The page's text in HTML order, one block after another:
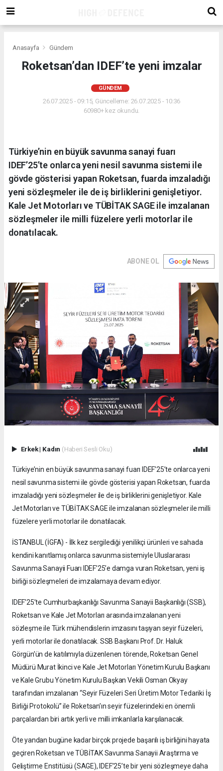
Anasayfa Gündem
Roketsan’dan IDEF’te yeni imzalar
GÜNDEM
26.07.2025 - 09:15, Güncelleme: 26.07.2025 - 10:36
60980+ kez okundu.
Türkiye’nin en büyük savunma sanayi fuarı
IDEF’25’te onlarca yeni nesil savunma sistemi ile
gövde gösterisi yapan Roketsan, fuarda imzaladığı
yeni sözleşmeler ile de iş birliklerini genişletiyor.
Kale Jet Motorları ve TÜBİTAK SAGE ile imzalanan
sözleşmeler ile milli füzelere yerli motorlar ile
donatılacak.
ABONE OL
Erkek| Kadın (Haberi Sesli Oku)
Türkiye’nin en büyük savunma sanayi fuarı IDEF’25’te onlarca yeni
nesil savunma sistemi ile gövde gösterisi yapan Roketsan, fuarda
imzaladığı yeni sözleşmeler ile de iş birliklerini genişletiyor. Kale
Jet Motorları ve TÜBİTAK SAGE ile imzalanan sözleşmeler ile milli
füzelere yerli motorlar ile donatılacak.
İSTANBUL (İGFA) - İlk kez sergilediği yenilikçi ürünleri ve sahada
kendini kanıtlamış onlarca savunma sistemiyle Uluslararası
Savunma Sanayii Fuarı IDEF’25’e damga vuran Roketsan, yeni iş
birliği sözleşmeleri de imzalamaya devam ediyor.
IDEF’25’te Cumhurbaşkanlığı Savunma Sanayii Başkanlığı (SSB),
Roketsan ve Kale Jet Motorları arasında imzalanan yeni
sözleşme ile Türk mühendislerin imzasını taşıyan seyir füzeleri,
yerli motorlar ile donatılacak. SSB Başkanı Prof. Dr. Haluk
Görgün’ün de katılımıyla düzenlenen törende, Roketsan Genel
Müdürü Murat İkinci ve Kale Jet Motorları Yönetim Kurulu Başkanı
ve Kale Grubu Yönetim Kurulu Başkan Vekili Osman Okyay
tarafından imzalanan “Seyir Füzeleri Seri Üretim Motor Tedariki İş
Birliği Protokolü” ile Roketsan’ın seyir füzelerindeki en önemli
parçalardan biri artık yerli ve milli imkanlarla karşılanacak.
Öte yandan bugüne kadar birçok projede başarılı iş birliğini hayata
geçiren Roketsan ve TÜBİTAK Savunma Sanayii Araştırma ve
Geliştirme Enstitüsü (SAGE), IDEF’25’te bir yeni sözleşmeye daha